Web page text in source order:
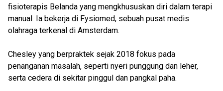
fisioterapis Belanda yang mengkhususkan diri dalam terapi
manual. Ia bekerja di Fysiomed, sebuah pusat medis
olahraga terkenal di Amsterdam.
Chesley yang berpraktek sejak 2018 fokus pada
penanganan masalah, seperti nyeri punggung dan leher,
serta cedera di sekitar pinggul dan pangkal paha.